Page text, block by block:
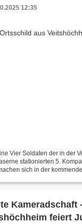
12:35
stationierten 5.
sich in der
- ERH
feiert